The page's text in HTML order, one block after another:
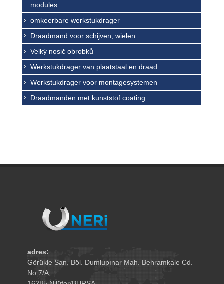
modules
omkeerbare werkstukdrager
Draadmand voor schijven, wielen
Velký nosič obrobků
Werkstukdrager van plaatstaal en draad
Werkstukdrager voor montagesystemen
Draadmanden met kunststof coating
adres:
Görükle San. Böl. Dumlupınar Mah. Behramkale Cd.
No:7/A,